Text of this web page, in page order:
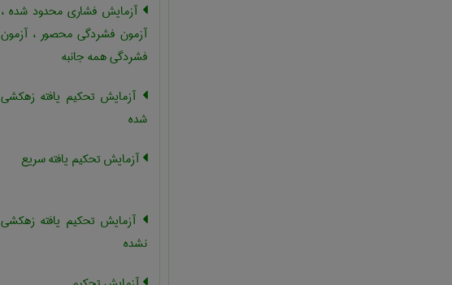
آزمایش فشاری محدود شده ،
آزمون فشردگی محصور ، آزمون
فشردگی همه جانبه
آزمایش تحکیم یافته زهکشی
شده
آزمایش تحکیم یافته سریع
آزمایش تحکیم یافته زهکشی
نشده